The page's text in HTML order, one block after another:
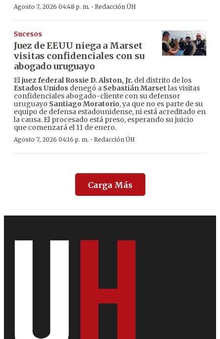
Agosto 7, 2026 04:48 p. m. · Redacción ÚH
Sucesos
Juez de EEUU niega a Marset
visitas confidenciales con su
abogado uruguayo
Eljuez federal Rossie D. Alston, Jr. del distrito de los
Estados Unidos denegó a Sebastián Marset las visitas
confidenciales abogado-cliente con su defensor
uruguayo Santiago Moratorio, ya que no es parte de su
equipo de defensa estadounidense, ni está acreditado en
la causa. El procesado está preso, esperando su juicio
que comenzará el 11 de enero.
Agosto 7, 2026 04:16 p. m. · Redacción ÚH
Carga Más